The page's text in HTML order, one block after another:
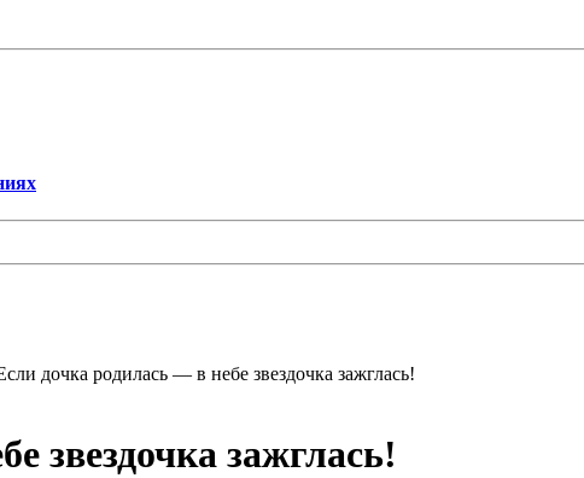
дочка родилась — в небе звездочка зажглась!
звездочка зажглась!